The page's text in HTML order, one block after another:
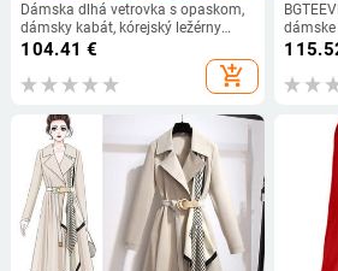
Dámska dlhá vetrovka s opaskom,
dámsky kabát, kórejský ležérny
tenký kabát
104.41 €
add_shopping_cart